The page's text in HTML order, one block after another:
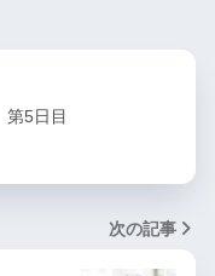
第5日目
次の記事